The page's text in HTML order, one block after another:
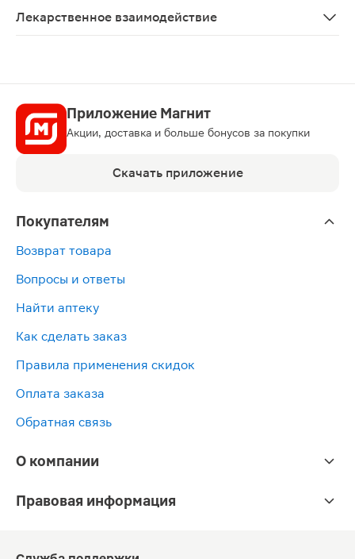
Лекарственное взаимодействие
Приложение Магнит
Акции, доставка и больше бонусов за покупки
Скачать приложение
Покупателям
Возврат товара
Вопросы и ответы
Найти аптеку
Как сделать заказ
Правила применения скидок
Оплата заказа
Обратная связь
О компании
Правовая информация